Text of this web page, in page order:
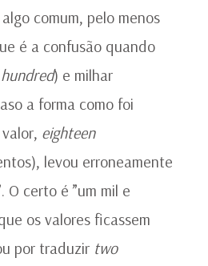
comum, pelo menos
é a confusão quando
hundred) e milhar
a forma como foi
eighteen
levou erroneamente
O certo é ”um mil e
os valores ficassem
por traduzir two